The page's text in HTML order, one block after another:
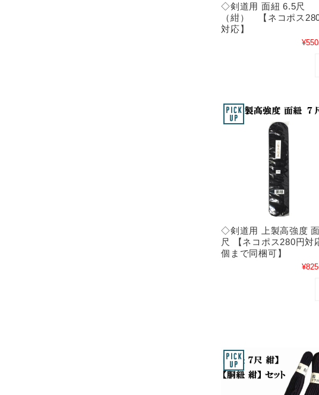
◇剣道用 面紐 6.5尺
（紺） 【ネコポス
対応】
¥550
◇剣道用 上製高強度
尺 【ネコポス280円
個まで同梱可】
¥825